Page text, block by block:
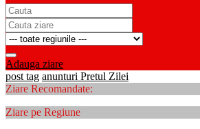
Adauga ziare
post tag anunturi Pretul Zilei
Ziare Recomandate:
Ziare pe Regiune